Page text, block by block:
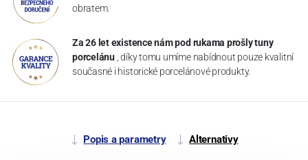
obratem.
Za 26 let existence nám pod rukama prošly tuny
porcelánu , díky tomu umíme nabídnout pouze kvalitní
současné i historické porcelánové produkty.
Popis a parametry Alternativy